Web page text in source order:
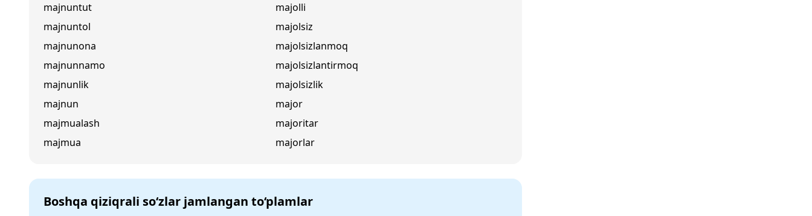
majnuntut
majnuntol
majnunona
majnunnamo
majnunlik
majnun
majmualash
majmua
majolli
majolsiz
majolsizlanmoq
majolsizlantirmoq
majolsizlik
major
majoritar
majorlar
Boshqa qiziqrali so‘zlar jamlangan to‘plamlar